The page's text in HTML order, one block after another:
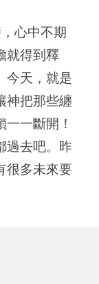
心中不期
就得到釋
今天，就是
神把那些纏
一斷開！
過去吧。昨
很多未來要